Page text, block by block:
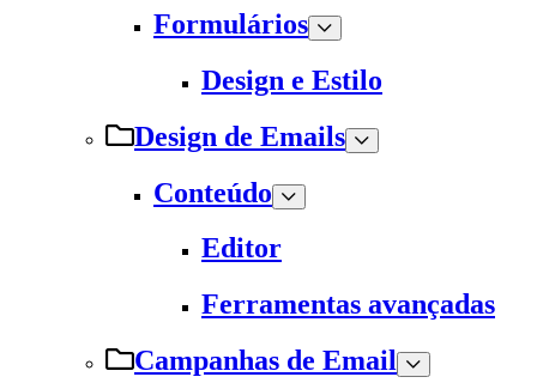
Formulários
Design e Estilo
Design de Emails
Conteúdo
Editor
Ferramentas avançadas
Campanhas de Email